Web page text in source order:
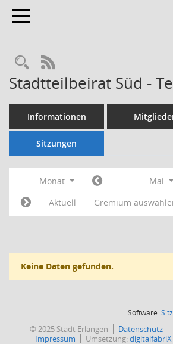
Toggle navigation
Rechercheauswahl
RSS-Feed
Stadtteilbeirat Süd -
Informationen
Sitzungen
Monat Mai
Aktuell
Gremium
Keine Daten gefunden.
Software:
© 2025 Stadt Erlangen
Datenschutz
Impressum
Umsetzung: